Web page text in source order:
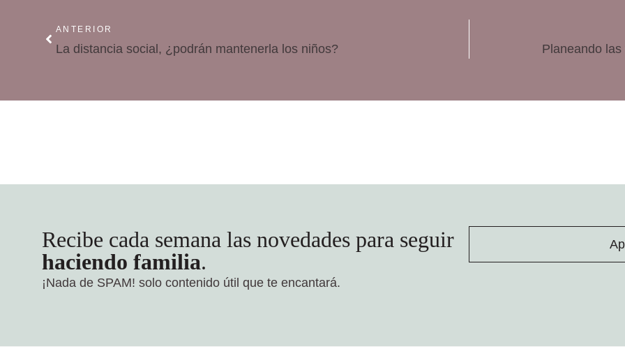
ANTERIOR
La distancia social, ¿podrán mantenerla los niños? Planeando
Recibe cada semana las novedades para seguir
haciendo familia.
¡Nada de SPAM! solo contenido útil que te encantará.